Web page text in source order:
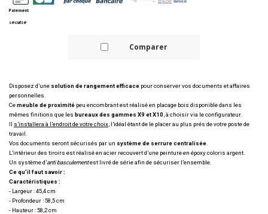
Paiement
sécurisé
Comparer
Disposez d’une solution de rangement efficace pour conserver vos documents et affaires
personnelles.
Cemeuble de proximité peu encombrant est réalisé en placage bois disponible dans les
mêmes finitions que les bureaux des gammes X9 et X10 , à choisir via le configurateur.
Il s’installera à l’endroit de votre choix , l’idéal étant de le placer au plus prés de votre poste de
travail.
Vos documents seront sécurisés par un système de serrure centralisée
L’intérieur des tiroirs est réalisé en acier recouvert d’une peinture en époxy coloris argent.
Un système d’anti basculementest livré de série afin de sécuriser l’ensemble.
Ce qu’il faut savoir :
Caractéristiques :
- Largeur : 45,4 cm
- Profondeur : 58,5 cm
- Hauteur : 58,2 cm